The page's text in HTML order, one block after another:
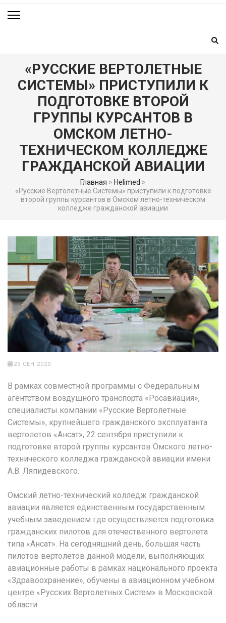
«РУССКИЕ ВЕРТОЛЕТНЫЕ
СИСТЕМЫ» ПРИСТУПИЛИ К
ПОДГОТОВКЕ ВТОРОЙ
ГРУППЫ КУРСАНТОВ В
ОМСКОМ ЛЕТНО-
ТЕХНИЧЕСКОМ КОЛЛЕДЖЕ
ГРАЖДАНСКОЙ АВИАЦИИ
Главная > Helimed >
«Русские Вертолетные Системы» приступили к подготовке
второй группы курсантов в Омском летно-техническом
колледже гражданской авиации
23 СЕН 2020
В рамках совместной программы с Федеральным
агентством воздушного транспорта «Росавиация»,
специалисты компании «Русские Вертолетные
Системы», крупнейшего гражданского эксплуатанта
вертолетов «Ансат», 22 сентября приступили к
подготовке второй группы курсантов Омского летно-
технического колледжа гражданской авиации имени
А.В. Ляпидевского.
Омский летно-технический колледж гражданской
авиации является единственным государственным
учебным заведением где осуществляется подготовка
гражданских пилотов для отечественного вертолета
типа «Ансат». На сегодняшний день, большая часть
пилотов вертолетов данной модели, выполняющих
авиационные работы в рамках национального проекта
«Здравоохранение», обучены в авиационном учебном
центре «Русских Вертолетных Систем» в Московской
области.